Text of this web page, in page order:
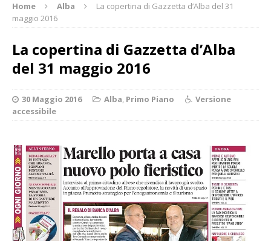
Home Alba
La copertina di Gazzetta d’Alba del 31
maggio 2016
La copertina di Gazzetta d’Alba
del 31 maggio 2016
30 Maggio 2016 Alba, Primo Piano
Versione
accessibile